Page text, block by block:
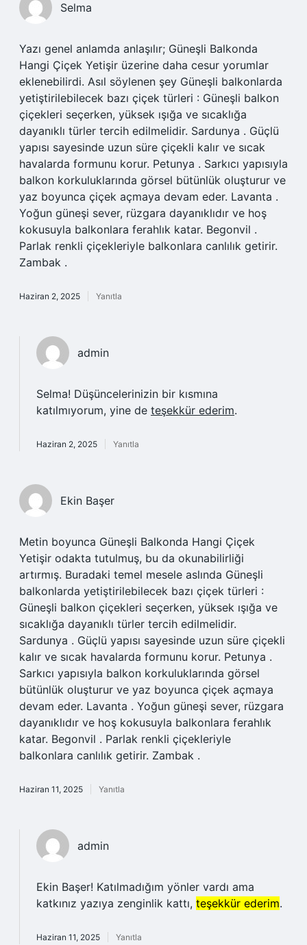
Selma
Yazı genel anlamda anlaşılır; Güneşli Balkonda
Hangi Çiçek Yetişir üzerine daha cesur yorumlar
eklenebilirdi. Asıl söylenen şey Güneşli balkonlarda
yetiştirilebilecek bazı çiçek türleri : Güneşli balkon
çiçekleri seçerken, yüksek ışığa ve sıcaklığa
dayanıklı türler tercih edilmelidir. Sardunya . Güçlü
yapısı sayesinde uzun süre çiçekli kalır ve sıcak
havalarda formunu korur. Petunya . Sarkıcı yapısıyla
balkon korkuluklarında görsel bütünlük oluşturur ve
yaz boyunca çiçek açmaya devam eder. Lavanta .
Yoğun güneşi sever, rüzgara dayanıklıdır ve hoş
kokusuyla balkonlara ferahlık katar. Begonvil .
Parlak renkli çiçekleriyle balkonlara canlılık getirir.
Zambak .
Haziran 2, 2025 Yanıtla
admin
Selma! Düşüncelerinizin bir kısmına
katılmıyorum, yine de teşekkür ederim.
Haziran 2, 2025 Yanıtla
Ekin Başer
Metin boyunca Güneşli Balkonda Hangi Çiçek
Yetişir odakta tutulmuş, bu da okunabilirliği
artırmış. Buradaki temel mesele aslında Güneşli
balkonlarda yetiştirilebilecek bazı çiçek türleri :
Güneşli balkon çiçekleri seçerken, yüksek ışığa ve
sıcaklığa dayanıklı türler tercih edilmelidir.
Sardunya . Güçlü yapısı sayesinde uzun süre çiçekli
kalır ve sıcak havalarda formunu korur. Petunya .
Sarkıcı yapısıyla balkon korkuluklarında görsel
bütünlük oluşturur ve yaz boyunca çiçek açmaya
devam eder. Lavanta . Yoğun güneşi sever, rüzgara
dayanıklıdır ve hoş kokusuyla balkonlara ferahlık
katar. Begonvil . Parlak renkli çiçekleriyle
balkonlara canlılık getirir. Zambak .
Haziran 11, 2025 Yanıtla
admin
Ekin Başer! Katılmadığım yönler vardı ama
katkınız yazıya zenginlik kattı, teşekkür ederim.
Haziran 11, 2025 Yanıtla